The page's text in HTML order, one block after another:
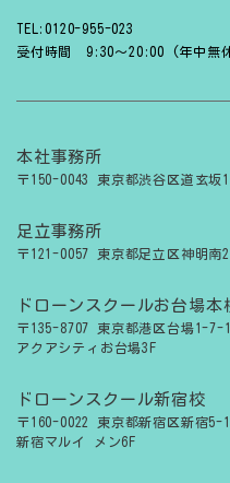
TEL:0120-955-023
受付時間 9:30〜20:00 (年中無
本社事務所
〒150-0043 東京都渋谷区道玄坂
足立事務所
〒121-0057 東京都足立区神明南
ドローンスクールお台場本
〒135-8707 東京都港区台場1-7-1
アクアシティお台場3F
ドローンスクール新宿校
〒160-0022 東京都新宿区新宿5-
新宿マルイ メン6F